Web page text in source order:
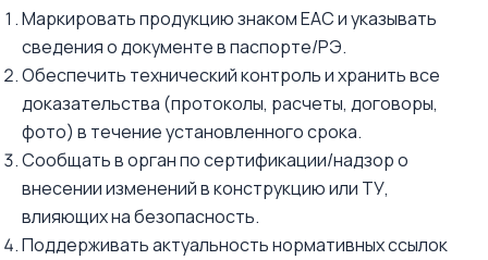
Маркировать продукцию знаком EAC и указывать
сведения о документе в паспорте/РЭ.
Обеспечить технический контроль и хранить все
доказательства (протоколы, расчеты, договоры,
фото) в течение установленного срока.
Сообщать в орган по сертификации/надзор о
внесении изменений в конструкцию или ТУ,
влияющих на безопасность.
Поддерживать актуальность нормативных ссылок